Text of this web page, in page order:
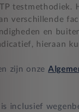
testmethodiek.
verschillende
en
hieraan
zijn onze
inclusief